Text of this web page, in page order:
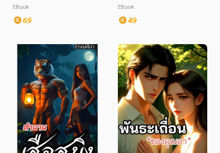
EBook
69
EBook
49